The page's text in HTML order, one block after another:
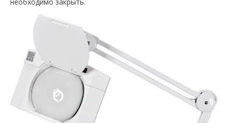
необходимо закрыть.